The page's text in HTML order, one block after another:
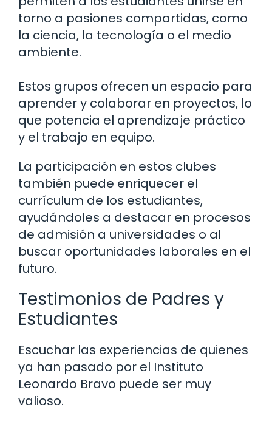
torno a pasiones compartidas, como
la ciencia, la tecnología o el medio
ambiente.
Estos grupos ofrecen un espacio para
aprender y colaborar en proyectos, lo
que potencia el aprendizaje práctico
y el trabajo en equipo.
La participación en estos clubes
también puede enriquecer el
currículum de los estudiantes,
ayudándoles a destacar en procesos
de admisión a universidades o al
buscar oportunidades laborales en el
futuro.
Testimonios de Padres y
Estudiantes
Escuchar las experiencias de quienes
ya han pasado por el Instituto
Leonardo Bravo puede ser muy
valioso.